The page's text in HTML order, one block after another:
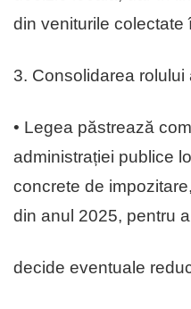
din veniturile colectate
3. Consolidarea rolului
• Legea păstrează
administrației publice
concrete de
din anul 2025, pentru
decide eventuale